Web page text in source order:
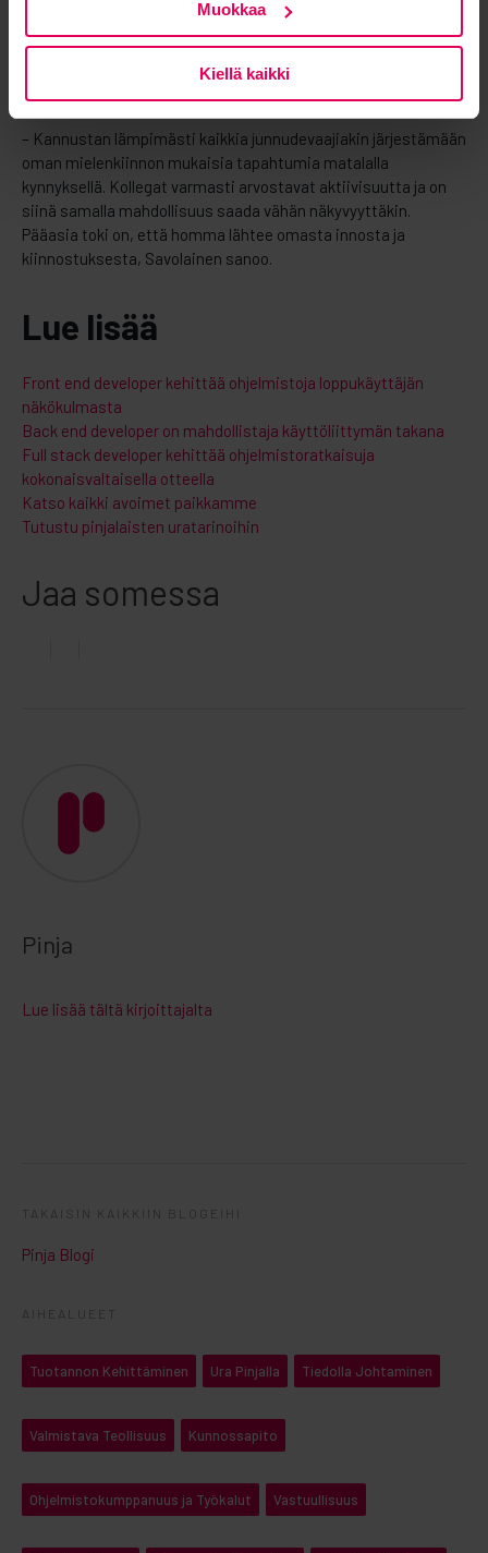
Muokkaa
Kiellä kaikki
kollegoilleen muun muassalaneja, lautapelitapahtumia,
paintballia ja pokeri-iltoja. Tapahtumat ovat olleet avoimia
– Kannustan lämpimästi kaikkia junnudevaajiakin järjestämään
oman mielenkiinnon mukaisia tapahtumia matalalla
kynnyksellä. Kollegat varmasti arvostavat aktiivisuutta ja on
siinä samalla mahdollisuus saada vähän näkyvyyttäkin.
Pääasia toki on, että homma lähtee omasta innosta ja
kiinnostuksesta, Savolainen sanoo.
Lue lisää
Front end developer kehittää ohjelmistoja loppukäyttäjän
näkökulmasta
Back end developer on mahdollistaja käyttöliittymän takana
Full stack developer kehittää ohjelmistoratkaisuja
kokonaisvaltaisella otteella
Katso kaikki avoimet paikkamme
Tutustu pinjalaisten uratarinoihin
Jaa somessa
Pinja
Lue lisää tältä kirjoittajalta
TAKAISIN KAIKKIIN BLOGEIHI
Pinja Blogi
AIHEALUEET
Tuotannon Kehittäminen Ura Pinjalla Tiedolla Johtaminen
Valmistava Teollisuus Kunnossapito
Ohjelmistokumppanuus ja Työkalut Vastuullisuus